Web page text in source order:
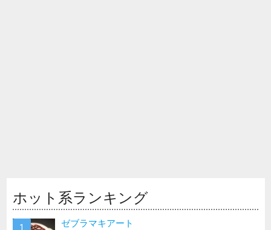
ホット系ランキング
ゼブラマキアート